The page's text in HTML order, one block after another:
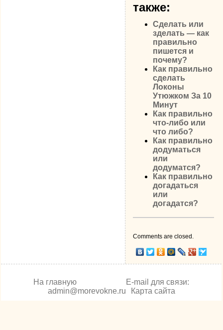
также:
Сделать или
зделать — как
правильно
пишется и
почему?
Как правильно
сделать
Локоны
Утюжком За 10
Минут
Как правильно
что-либо или
что либо?
Как правильно
додуматься
или
додуматся?
Как правильно
догадаться
или
догадатся?
Comments are closed.
На главную
E-mail для связи:
admin@morevokne.ru
Карта сайта